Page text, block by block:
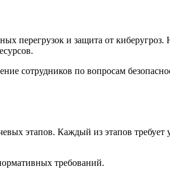
перегрузок и защита от киберугроз.
сотрудников по вопросам
этапов. Каждый из этапов требует
требований.